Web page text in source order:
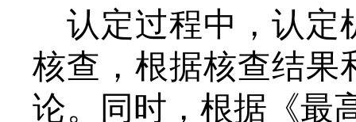
认定过程中，认定
核查，根据核查结果
论。同时，根据《最